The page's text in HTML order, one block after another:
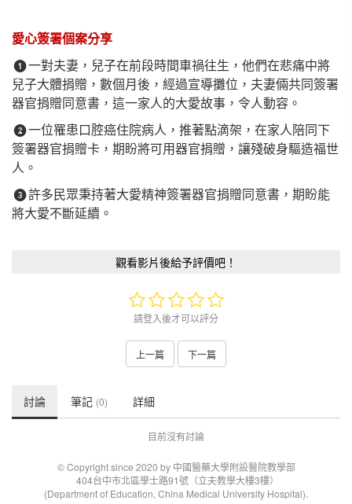
愛心簽署個案分享
❶一對夫妻，兒子在前段時間車禍往生，他們在悲痛中將
兒子大體捐贈，數個月後，經過宣導攤位，夫妻倆共同簽署
器官捐贈同意書，這一家人的大愛故事，令人動容。
❷一位罹患口腔癌住院病人，推著點滴架，在家人陪同下
簽署器官捐贈卡，期盼將可用器官捐贈，讓殘破身驅造福世
人。
❸許多民眾秉持著大愛精神簽署器官捐贈同意書，期盼能
將大愛不斷延續。
觀看影片後給予評價吧！
請登入後才可以評分
上一篇 下一篇
討論 筆記 (0) 詳細
目前沒有討論
© Copyright since 2020 by 中國醫藥大學附設醫院教學部
404台中市北區學士路91號（立夫教學大樓3樓）
(Department of Education, China Medical University Hospital).